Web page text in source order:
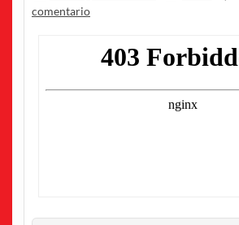
comentario